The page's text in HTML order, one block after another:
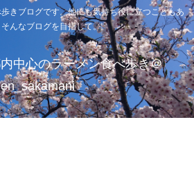
きブログです。他にも気持ち役に立つこともあ
そんなブログを目指して。
中心のラーメン食べ歩き＠